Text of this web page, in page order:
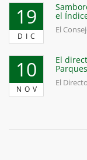
19
DIC
el
El
10
NOV
El
El